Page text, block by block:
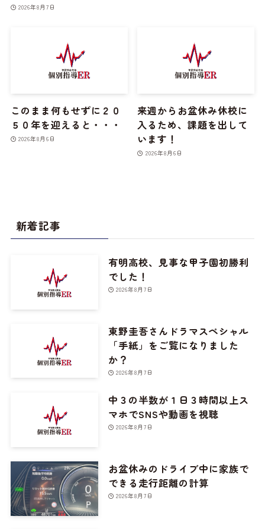
2026年8月7日
このまま何もせずに２０
５０年を迎えると・・・
2026年8月6日
来週からお盆休み休校に
入るため、課題を出して
います！
2026年8月6日
新着記事
有明高校、見事な甲子園初勝利
でした！
2026年8月7日
東野圭吾さんドラマスペシャル
「手紙」をご覧になりました
か？
2026年8月7日
中３の半数が１日３時間以上ス
マホでSNSや動画を視聴
2026年8月7日
お盆休みのドライブ中に家族で
できる走行距離の計算
2026年8月7日